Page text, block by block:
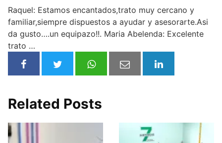
Raquel: Estamos encantados,trato muy cercano y
familiar,siempre dispuestos a ayudar y asesorarte.Asi
da gusto….un equipazo!!. Maria Abelenda: Excelente
trato …
Related Posts